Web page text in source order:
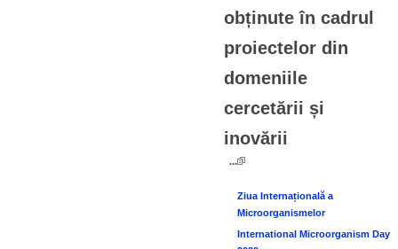
obținute în cadrul
proiectelor din
domeniile
cercetării și
inovării
...
Ziua Internațională a
Microorganismelor
International Microorganism Day